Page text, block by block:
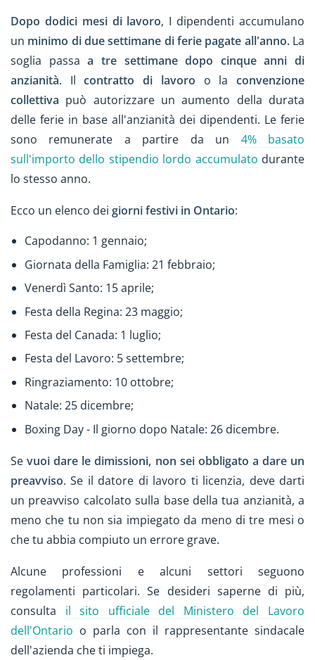
Dopo dodici mesi di lavoro, I dipendenti accumulano
un minimo di due settimane di ferie pagate all'anno.La
soglia passaa tre settimane dopo cinque anni di
anzianità. Ilcontratto di lavoro o laconvenzione
collettiva può autorizzare un aumento della durata
delle ferie in base all'anzianità dei dipendenti. Le ferie
sono remunerate a partire da un 4% basato
sull'importo dello stipendio lordo accumulato durante
lo stesso anno.
Ecco un elenco dei giorni festivi in Ontario:
Capodanno: 1 gennaio;
Giornata della Famiglia: 21 febbraio;
Venerdì Santo: 15 aprile;
Festa della Regina: 23 maggio;
Festa del Canada: 1 luglio;
Festa del Lavoro: 5 settembre;
Ringraziamento: 10 ottobre;
Natale: 25 dicembre;
Boxing Day - Il giorno dopo Natale: 26 dicembre.
Sevuoi dare le dimissioni, non sei obbligato a dare un
preavviso. Se il datore di lavoro ti licenzia, deve darti
un preavviso calcolato sulla base della tua anzianità, a
meno che tu non sia impiegato da meno di tre mesi o
che tu abbia compiuto un errore grave.
Alcune professioni e alcuni settori seguono
regolamenti particolari. Se desideri saperne di più,
consulta il sito ufficiale del Ministero del Lavoro
dell'Ontario o parla con il rappresentante sindacale
dell'azienda che ti impiega.